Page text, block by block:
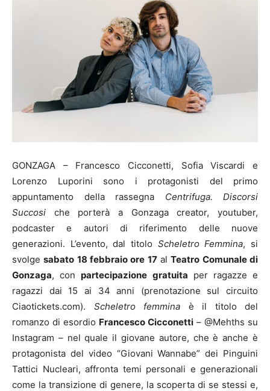
GONZAGA – Francesco Cicconetti, Sofia Viscardi e
Lorenzo Luporini sono i protagonisti del primo
appuntamento della rassegna Centrifuga. Discorsi
Succosi che porterà a Gonzaga creator, youtuber,
podcaster e autori di riferimento delle nuove
generazioni. L’evento, dal titolo Scheletro Femmina, si
svolgesabato 18 febbraio ore 17alTeatro Comunale di
Gonzaga, conpartecipazione gratuita per ragazze e
ragazzi dai 15 ai 34 anni (prenotazione sul circuito
Ciaotickets.com). Scheletro femmina è il titolo del
romanzo di esordio Francesco Cicconetti – @Mehths su
Instagram – nel quale il giovane autore, che è anche è
protagonista del video “Giovani Wannabe” dei Pinguini
Tattici Nucleari, affronta temi personali e generazionali
come la transizione di genere, la scoperta di se stessi e,